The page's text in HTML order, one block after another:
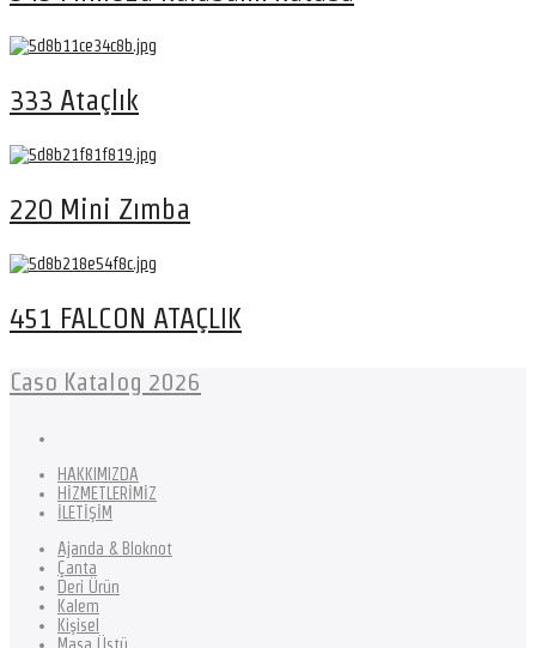
333 Ataçlık
220 Mini Zımba
451 FALCON ATAÇLIK
Caso Katalog 2026
HAKKIMIZDA
HİZMETLERİMİZ
İLETİŞİM
Ajanda & Bloknot
Çanta
Deri Ürün
Kalem
Kişisel